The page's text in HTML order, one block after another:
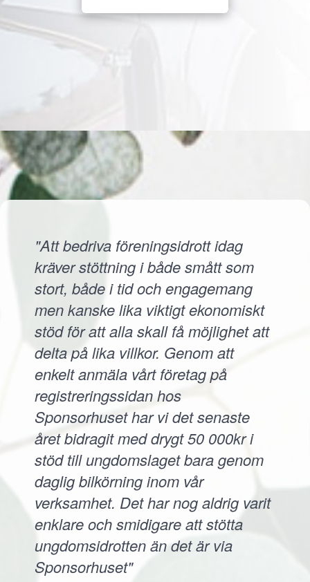
"Att bedriva föreningsidrott idag
kräver stöttning i både smått som
stort, både i tid och engagemang
men kanske lika viktigt ekonomiskt
stöd för att alla skall få möjlighet att
delta på lika villkor. Genom att
enkelt anmäla vårt företag på
registreringssidan hos
Sponsorhuset har vi det senaste
året bidragit med drygt 50 000kr i
stöd till ungdomslaget bara genom
daglig bilkörning inom vår
verksamhet. Det har nog aldrig varit
enklare och smidigare att stötta
ungdomsidrotten än det är via
Sponsorhuset"